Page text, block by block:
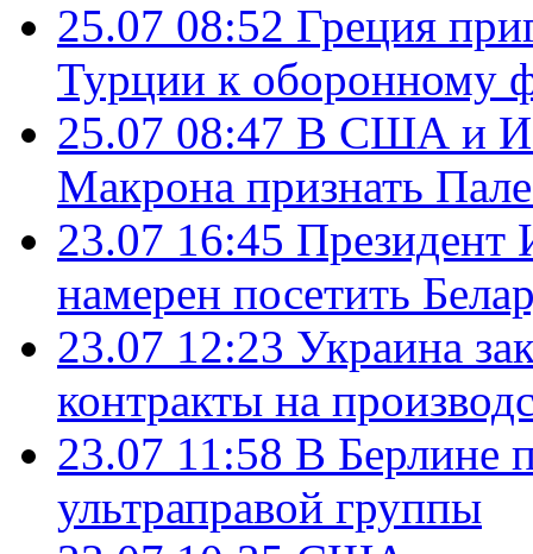
25.07 08:52 Греция
Турции к оборонному
25.07 08:47 В США и
Макрона признать
23.07 16:45 Президент
намерен посетить
23.07 12:23 Украина
контракты на
23.07 11:58 В Берлине
ультраправой группы